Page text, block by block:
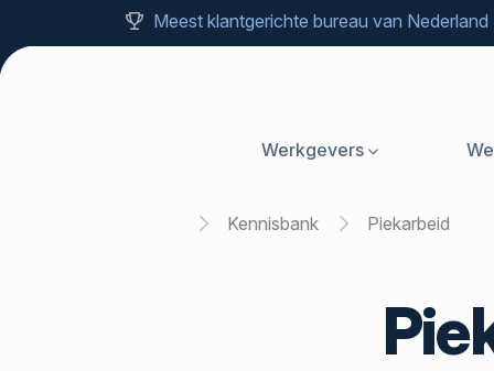
Meest klantgerichte bureau van Nederland
Werkgevers
Home Kennisbank Piekarbeid